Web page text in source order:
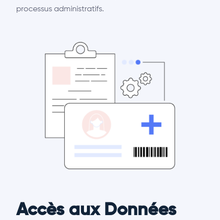
processus administratifs.
Accès aux Données